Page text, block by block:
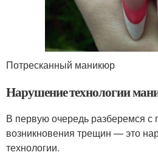
Потресканный маникюр
Нарушение технологии
В первую очередь разберемся с
возникновения трещин — это
технологии.